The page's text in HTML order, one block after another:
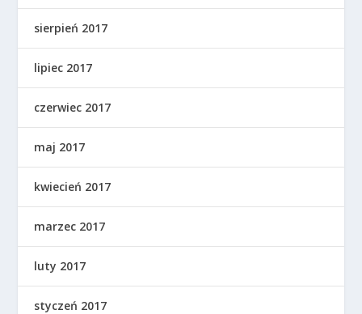
sierpień 2017
lipiec 2017
czerwiec 2017
maj 2017
kwiecień 2017
marzec 2017
luty 2017
styczeń 2017